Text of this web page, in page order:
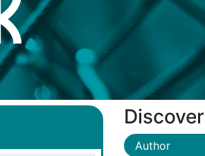
Discover
Author